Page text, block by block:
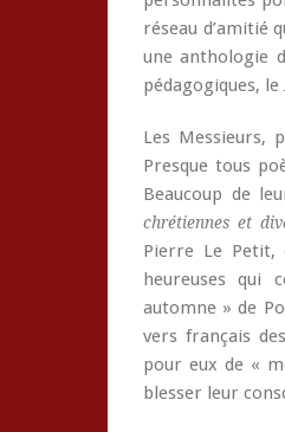
réseau d’amitié
une anthologie
pédagogiques, le
Les Messieurs,
Presque tous
Beaucoup de
chrétiennes et
Pierre Le Petit,
heureuses qui
automne » de
vers français
pour eux de «
blesser leur